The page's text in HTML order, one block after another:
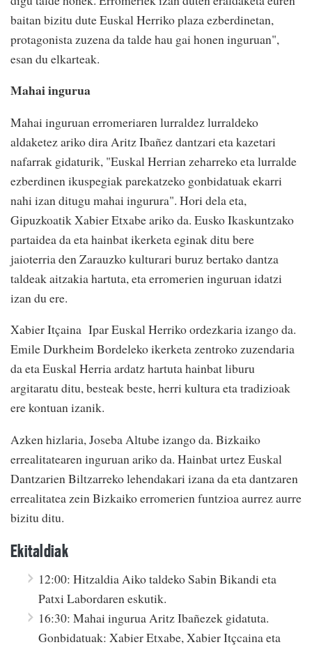
baitan bizitu dute Euskal Herriko plaza ezberdinetan,
protagonista zuzena da talde hau gai honen inguruan",
esan du elkarteak.
Mahai ingurua
Mahai inguruan erromeriaren lurraldez lurraldeko
aldaketez ariko dira Aritz Ibañez dantzari eta kazetari
nafarrak gidaturik, "Euskal Herrian zeharreko eta lurralde
ezberdinen ikuspegiak parekatzeko gonbidatuak ekarri
nahi izan ditugu mahai ingurura". Hori dela eta,
Gipuzkoatik Xabier Etxabe ariko da. Eusko Ikaskuntzako
partaidea da eta hainbat ikerketa eginak ditu bere
jaioterria den Zarauzko kulturari buruz bertako dantza
taldeak aitzakia hartuta, eta erromerien inguruan idatzi
izan du ere.
Xabier Itçaina Ipar Euskal Herriko ordezkaria izango da.
Emile Durkheim Bordeleko ikerketa zentroko zuzendaria
da eta Euskal Herria ardatz hartuta hainbat liburu
argitaratu ditu, besteak beste, herri kultura eta tradizioak
ere kontuan izanik.
Azken hizlaria, Joseba Altube izango da. Bizkaiko
errealitatearen inguruan ariko da. Hainbat urtez Euskal
Dantzarien Biltzarreko lehendakari izana da eta dantzaren
errealitatea zein Bizkaiko erromerien funtzioa aurrez aurre
bizitu ditu.
Ekitaldiak
12:00: Hitzaldia Aiko taldeko Sabin Bikandi eta
Patxi Labordaren eskutik.
16:30: Mahai ingurua Aritz Ibañezek gidatuta.
Gonbidatuak: Xabier Etxabe, Xabier Itçcaina eta